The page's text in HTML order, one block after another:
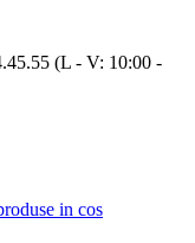
(L - V: 10:00 -
in cos